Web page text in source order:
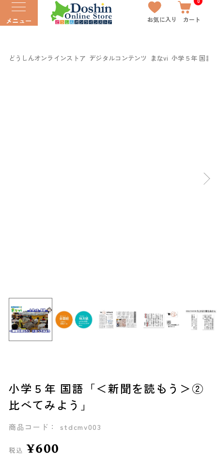
メニュー お気に入り カート
どうしんオンラインストア デジタルコンテンツ まなvi 小学５年 国語
小学５年 国語「＜新聞を読もう＞②
比べてみよう」
商品コード： stdcmv003
税込 ¥600